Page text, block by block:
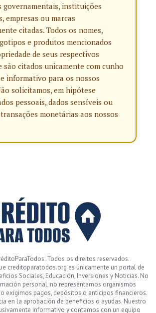
governamentais, instituições
empresas ou marcas
citadas. Todos os nomes,
e produtos mencionados
de seus respectivos
são citados unicamente com cunho
informativo para os nossos
solicitamos, em hipótese
pessoais, dados sensíveis ou
monetárias aos nossos
Todos os direitos reservados.
creditoparatodos.org es únicamente un portal de
Sociales, Educación, Inversiones y Noticias. No
personal, no representamos organismos
exigimos pagos, depósitos o anticipos financieros.
en la aprobación de beneficios o ayudas. Nuestro
informativo y contamos con un equipo